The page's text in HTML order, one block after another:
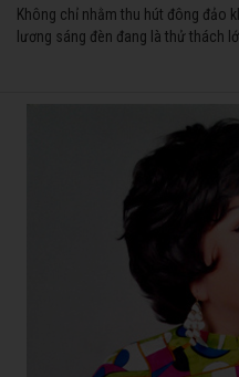
Không chỉ nhằm thu hút đông đảo
lương sáng đèn đang là thử thách